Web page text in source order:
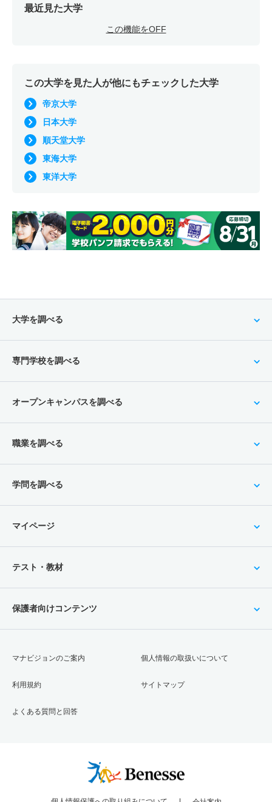
最近見た大学
この機能をOFF
この大学を見た人が他にもチェックした大学
帝京大学
日本大学
順天堂大学
東海大学
東洋大学
大学を調べる
専門学校を調べる
オープンキャンパスを調べる
職業を調べる
学問を調べる
マイページ
テスト・教材
保護者向けコンテンツ
マナビジョンのご案内
利用規約
よくある質問と回答
個人情報の取扱いについて
サイトマップ